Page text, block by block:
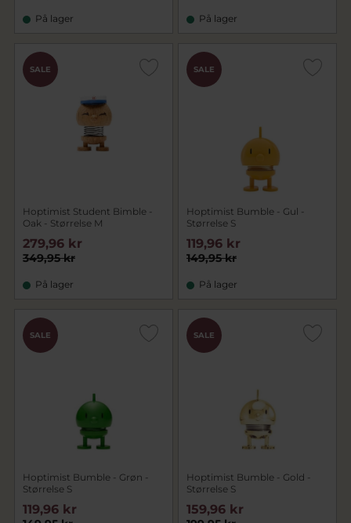
På lager På lager
SALE
Hoptimist Student Bimble -
Oak - Størrelse M
349,95 kr
279,96 kr
På lager
SALE
Hoptimist Bumble - Gul -
Størrelse S
149,95 kr
119,96 kr
På lager
SALE
Hoptimist Bumble - Grøn -
Størrelse S
119,96 kr
SALE
Hoptimist Bumble - Gold -
Størrelse S
159,96 kr